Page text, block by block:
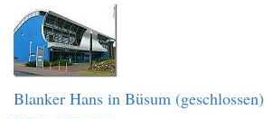
Blanker Hans in Büsum (geschlossen)